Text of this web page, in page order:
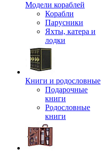
Модели кораблей
Корабли
Парусники
Яхты, катера и
лодки
Книги и родословные
Подарочные
книги
Родословные
книги